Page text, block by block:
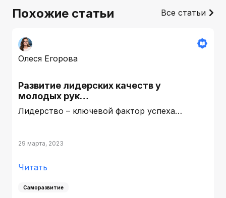
Похожие статьи Все статьи
Олеся Егорова
Развитие лидерских качеств у
молодых рук…
Лидерство – ключевой фактор успеха…
29 марта, 2023
Читать
Саморазвитие